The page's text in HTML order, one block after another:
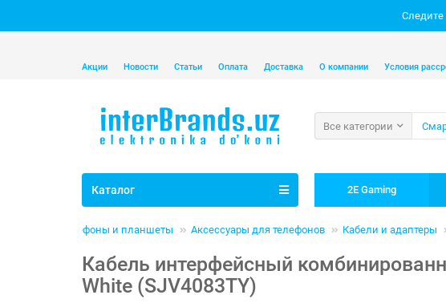
Акции Новости Статьи Оплата Доставка О компании Условия
Все категории
Каталог 2E Gaming
Телефоны и планшеты Аксессуары для телефонов Кабели и адаптеры
Кабель интерфейсный
White (SJV4083TY)